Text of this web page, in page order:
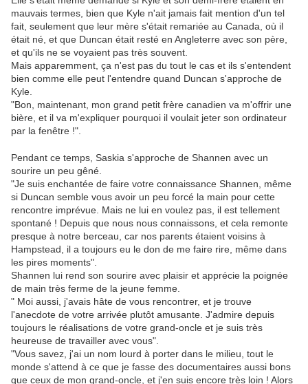
mauvais termes, bien que Kyle n'ait jamais fait mention d'un tel
fait, seulement que leur mère s'était remariée au Canada, où il
était né, et que Duncan était resté en Angleterre avec son père,
et qu'ils ne se voyaient pas très souvent.
Mais apparemment, ça n'est pas du tout le cas et ils s'entendent
bien comme elle peut l'entendre quand Duncan s'approche de
Kyle.
"Bon, maintenant, mon grand petit frère canadien va m'offrir une
bière, et il va m'expliquer pourquoi il voulait jeter son ordinateur
par la fenêtre !".
Pendant ce temps, Saskia s'approche de Shannen avec un
sourire un peu gêné.
"Je suis enchantée de faire votre connaissance Shannen, même
si Duncan semble vous avoir un peu forcé la main pour cette
rencontre imprévue. Mais ne lui en voulez pas, il est tellement
spontané ! Depuis que nous nous connaissons, et cela remonte
presque à notre berceau, car nos parents étaient voisins à
Hampstead, il a toujours eu le don de me faire rire, même dans
les pires moments".
Shannen lui rend son sourire avec plaisir et apprécie la poignée
de main très ferme de la jeune femme.
" Moi aussi, j'avais hâte de vous rencontrer, et je trouve
l'anecdote de votre arrivée plutôt amusante. J'admire depuis
toujours le réalisations de votre grand-oncle et je suis très
heureuse de travailler avec vous".
"Vous savez, j'ai un nom lourd à porter dans le milieu, tout le
monde s'attend à ce que je fasse des documentaires aussi bons
que ceux de mon grand-oncle, et j'en suis encore très loin ! Alors